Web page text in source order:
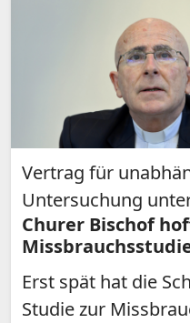
Vertrag für
Untersuchung
Churer Bischof
Erst spät hat die
Studie zur